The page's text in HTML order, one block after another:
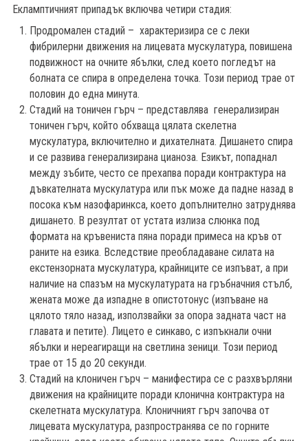
Екламптичният припадък включва четири стадия:
Продромален стадий – характеризира се с леки
фибрилерни движения на лицевата мускулатура, повишена
подвижност на очните ябълки, след което погледът на
болната се спира в определена точка. Този период трае от
половин до една минута.
Стадий на тоничен гърч – представлява генерализиран
тоничен гърч, който обхваща цялата скелетна
мускулатура, включително и дихателната. Дишането спира
и се развива генерализирана цианоза. Езикът, попаднал
между зъбите, често се прехапва поради контрактура на
дъвкателната мускулатура или пък може да падне назад в
посока към назофаринкса, което допълнително затруднява
дишането. В резултат от устата излиза слюнка под
формата на кръвениста пяна поради примеса на кръв от
раните на езика. Вследствие преобладаване силата на
екстензорната мускулатура, крайниците се изпъват, а при
наличие на спазъм на мускулатурата на гръбначния стълб,
жената може да изпадне в опистотонус (изпъване на
цялото тяло назад, използвайки за опора задната част на
главата и петите). Лицето е синкаво, с изпъкнали очни
ябълки и нереагиращи на светлина зеници. Този период
трае от 15 до 20 секунди.
Стадий на клоничен гърч – манифестира се с разхвърляни
движения на крайниците поради клонична контрактура на
скелетната мускулатура. Клоничният гърч започва от
лицевата мускулатура, разпространява се по горните